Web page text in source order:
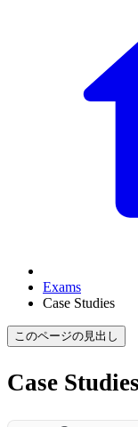
Exams
Case Studies
このページの見出し
Case Studies